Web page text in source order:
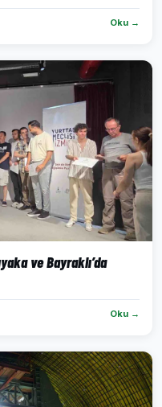
Oku →
ve Bayraklı’da
Oku →